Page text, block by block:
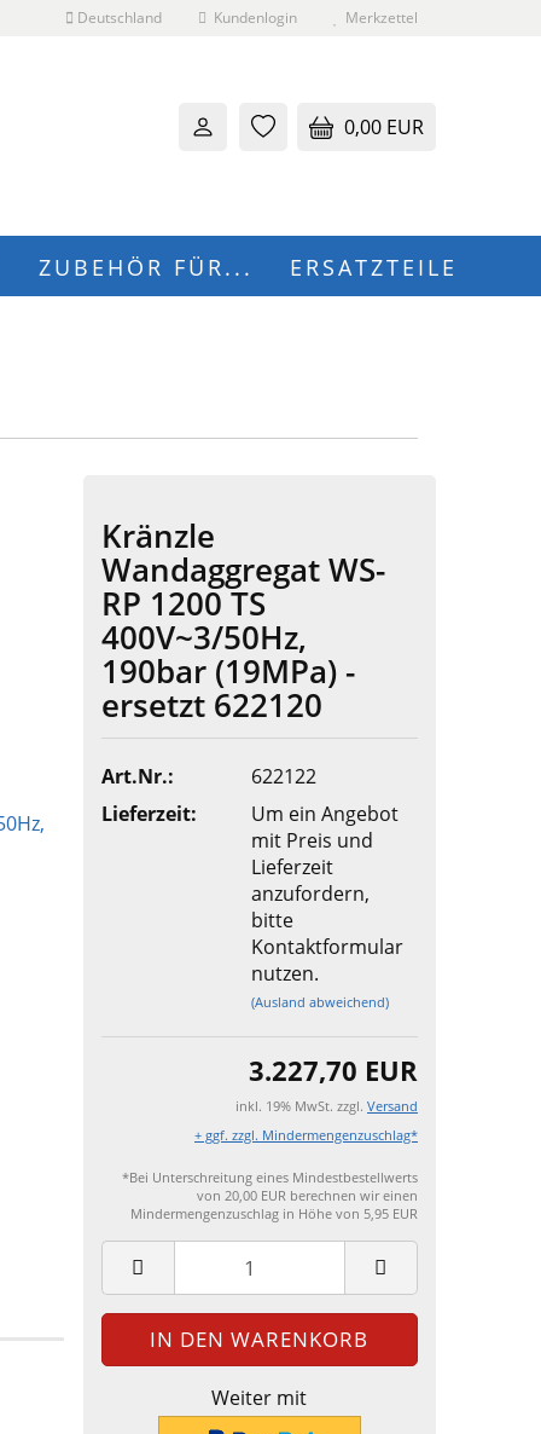
Deutschland Kundenlogin
vergessen?
Merkzettel
0,00 EUR
ZUBEHÖR FÜR... ERSATZTEILE
Kränzle
Wandaggregat WS-
RP 1200 TS
400V~3/50Hz,
190bar (19MPa) -
ersetzt 622120
Art.Nr.:
622122
Lieferzeit:
Um ein Angebot
mit Preis und
Lieferzeit
anzufordern,
bitte
Kontaktformular
nutzen.
(Ausland abweichend)
3.227,70 EUR
inkl. 19% MwSt. zzgl. Versand
+ ggf. zzgl. Mindermengenzuschlag*
*Bei Unterschreitung eines Mindestbestellwerts
von 20,00 EUR berechnen wir einen
Mindermengenzuschlag in Höhe von 5,95 EUR
Weiter mit